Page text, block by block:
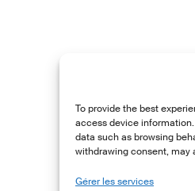
To provide the best
access device
data such as browsing
withdrawing consent,
Gérer les services